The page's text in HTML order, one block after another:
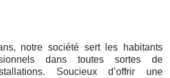
notre société sert les habitants
dans toutes sortes de
Soucieux d’offrir une